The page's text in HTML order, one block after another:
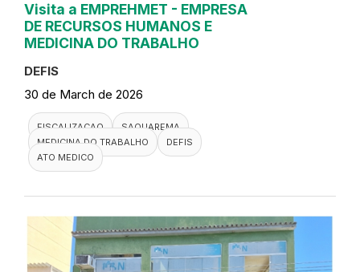
Visita a EMPREHMET - EMPRESA
DE RECURSOS HUMANOS E
MEDICINA DO TRABALHO
DEFIS
30 de March de 2026
FISCALIZACAO
SAQUAREMA
MEDICINA DO TRABALHO
DEFIS
ATO MEDICO